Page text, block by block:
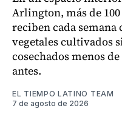
Arlington, más de
reciben cada semana
vegetales cultivados
cosechados menos
antes.
EL TIEMPO LATINO TEAM
7 de agosto de 2026